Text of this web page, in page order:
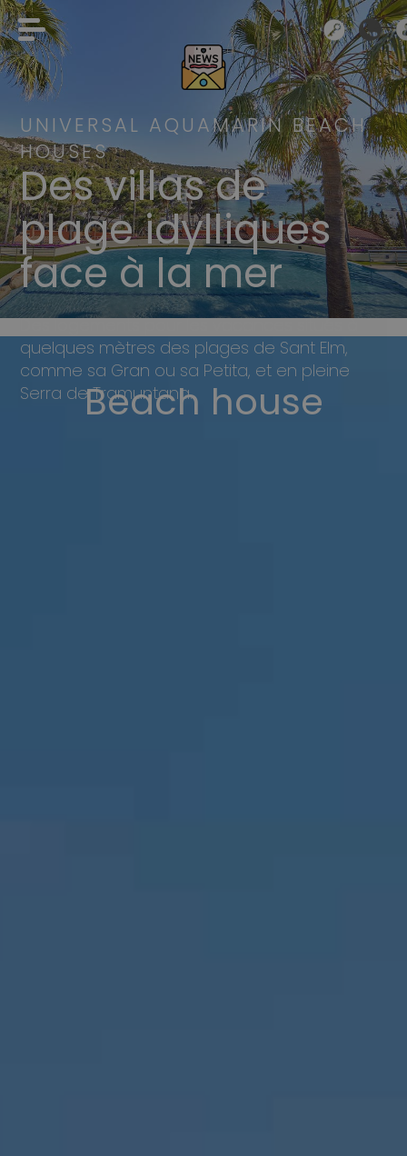
UNIVERSAL AQUAMARIN BEACH
HOUSES
Des villas de
plage idylliques
face à la mer
Des logements pour les vacances situés à
quelques mètres des plages de Sant Elm,
comme sa Gran ou sa Petita, et en pleine
Serra de Tramuntana.
Beach house
Beach house